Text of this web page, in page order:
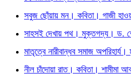
সবুজ ছোঁয়ায় মন। কবিতা। গাজী
সাহসই দেখায় পথ। মুক্তগদ্য। ড.
মাতৃত্বে নারীবান্ধব সমাজ
নীল চাঁদোয়া রাত। কবিতা। শামীমা